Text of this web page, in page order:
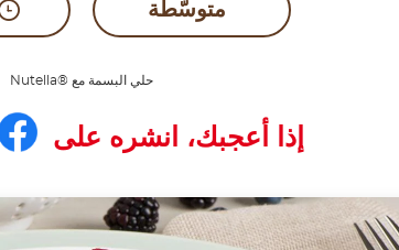
متوسّطة
حلي البسمة مع ®Nutella
إذا أعجبك، انشره على